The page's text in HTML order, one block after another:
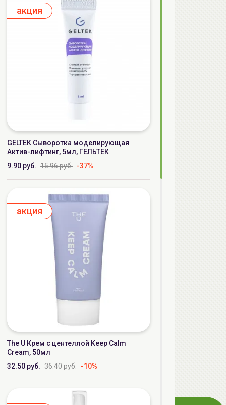
aкция
GELTEK Сыворотка моделирующая
Актив-лифтинг, 5мл, ГЕЛЬТЕК
9.90 руб. 15.96 руб. -37%
aкция
The U Крем с центеллой Keep Calm
Cream, 50мл
32.50 руб. 36.40 руб. -10%